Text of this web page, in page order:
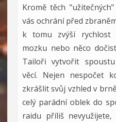
Kromě těch
vás ochrání před
k tomu zvýší rychlost
mozku nebo něco
Tailoři vytvořit
věcí. Nejen nespočet
zkrášlit svůj vzhled v
celý parádní oblek do
raidu příliš